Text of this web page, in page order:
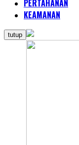
PERTAHANAN
KEAMANAN
tutup